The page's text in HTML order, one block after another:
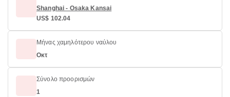
Shanghai - Osaka Kansai
US$ 102.04
Μήνας χαμηλότερου ναύλου
Οκτ
Σύνολο προορισμών
1